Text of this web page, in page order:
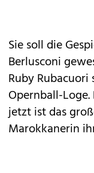
Sie soll die
Berlusconi
Ruby
Opernball-
jetzt ist das
Marokkanerin